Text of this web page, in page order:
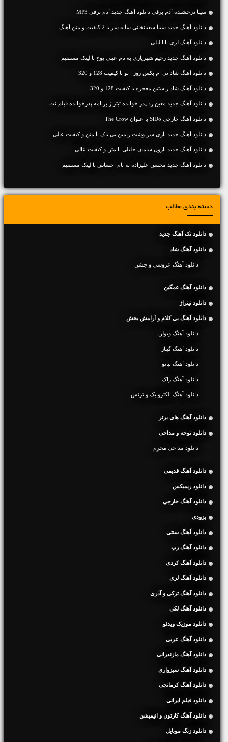
سینا درخشنده آدم برفی دانلود آهنگ جدید آدم برفی MP3
دانلود آهنگ جديد سینا شعبانخانی سایه سر با 2 کیفیت و متن آهنگ
دانلود آهنگ لری بابا لیلی
دانلود آهنگ جديد رحیم شهریاری به نام عیبی یوخ با لینک مستقیم
دانلود آهنگ شاد تی ام بکس روز ا نو با کیفیت 128 و 320
دانلود آهنگ شاد راستین معجزه با کیفیت 128 و 320
دانلود آهنگ جدید معین زد پدر خوانده تیتراژ برنامه پدرخوانده فیلم نت
دانلود آهنگ خارجی SiDo با عنوان The Crow
دانلود آهنگ جديد بازی سرنوشت رامین بی باک با متن و کیفیت عالی
دانلود آهنگ جديد بارون سامان جلیلی با متن و کیفیت عالی
دانلود آهنگ جديد محسن علیزاده به نام احساس با لینک مستقیم
دسته بندی مطالب
دانلود تک آهنگ جدید
دانلود آهنگ شاد
دانلود آهنگ عروسی و جشن
دانلود آهنگ غمگین
دانلود تیتراژ
دانلود آهنگ بی کلام و آرامش بخش
دانلود آهنگ ویولن
دانلود آهنگ گیتار
دانلود آهنگ پیانو
دانلود آهنگ راک
دانلود آهنگ الکترونیک و ترنس
دانلود آهنگ های برتر
دانلود نوحه و مداحی
دانلود مداحی محرم
دانلود آهنگ قدیمی
دانلود ریمیکس
دانلود آهنگ خارجی
بزودی
دانلود آهنگ سنتی
دانلود آهنگ رپ
دانلود آهنگ کردی
دانلود آهنگ لری
دانلود آهنگ ترکی و آذری
دانلود آهنگ لکی
دانلود موزیک ویدئو
دانلود آهنگ عربی
دانلود آهنگ مازندرانی
دانلود آهنگ سبزواری
دانلود آهنگ کرمانجی
دانلود فیلم ایرانی
دانلود آهنگ کارتون و انیمیشن
دانلود زنگ موبایل